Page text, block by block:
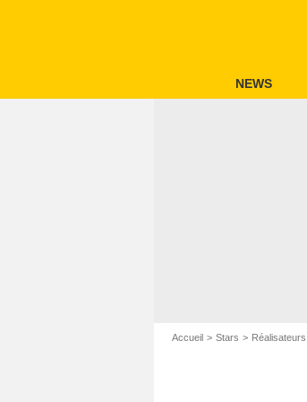
NEWS
Accueil Stars Réalisateurs